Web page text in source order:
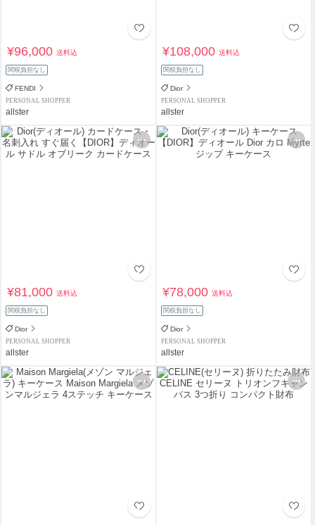
¥96,000送料込
関税負担なし
FENDI
PERSONAL SHOPPER
allster
¥108,000送料込
関税負担なし
Dior
PERSONAL SHOPPER
allster
¥81,000送料込
関税負担なし
Dior
PERSONAL SHOPPER
allster
¥78,000送料込
関税負担なし
Dior
PERSONAL SHOPPER
allster